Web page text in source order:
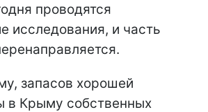
проводятся
исследования, и часть
запасов хорошей
в Крыму собственных